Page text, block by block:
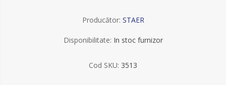
Producător: STAER
Disponibilitate: In stoc furnizor
Cod SKU: 3513